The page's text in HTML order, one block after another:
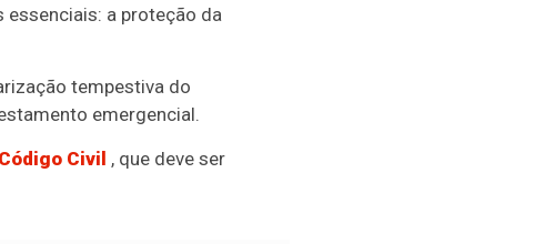
a proteção da
tempestiva do
emergencial.
Código Civil , que deve ser